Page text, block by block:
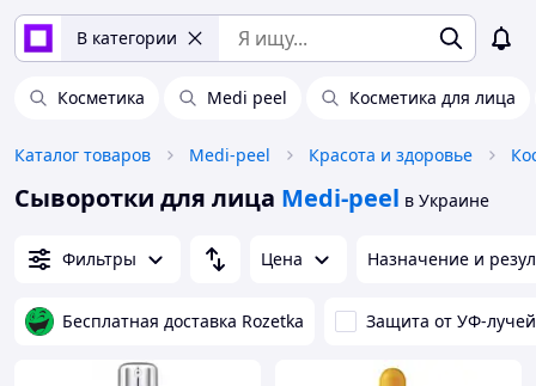
В категории
Косметика Medi peel Косметика для лица
Каталог товаров Medi-peel Красота и здоровье
Сыворотки для лица Medi-peel в Украине
Фильтры Цена Назначение и
Бесплатная доставка Rozetka Защита от УФ-лучей